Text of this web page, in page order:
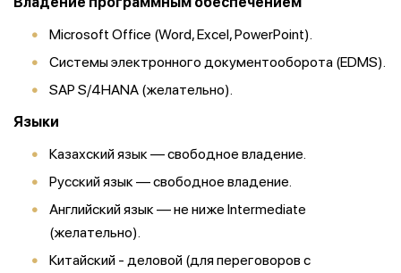
Microsoft Office (Word, Excel, PowerPoint).
Системы электронного документооборота (EDMS).
SAP S/4HANA (желательно).
Языки
Казахский язык — свободное владение.
Русский язык — свободное владение.
Английский язык — не ниже Intermediate
(желательно).
Китайский - деловой (для переговоров с